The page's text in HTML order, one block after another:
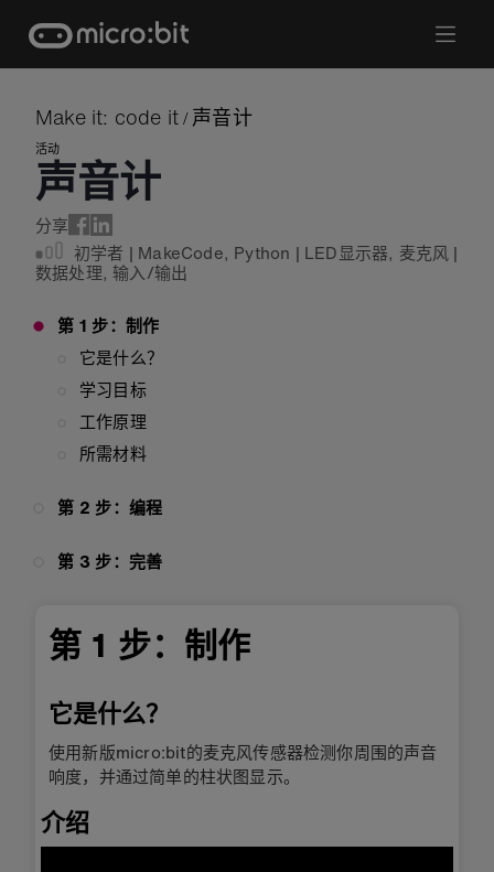
content
Make it: code it / 声音计
活动
声音计
分享
初学者 | MakeCode, Python | LED显示器, 麦克风 |
数据处理,输入/输出
第 1 步：制作
它是什么？
学习目标
工作原理
所需材料
第 2 步：编程
第 3 步：完善
第 1 步：制作
它是什么？
使用新版micro:bit的麦克风传感器检测你周围的声音
响度，并通过简单的柱状图显示。
介绍